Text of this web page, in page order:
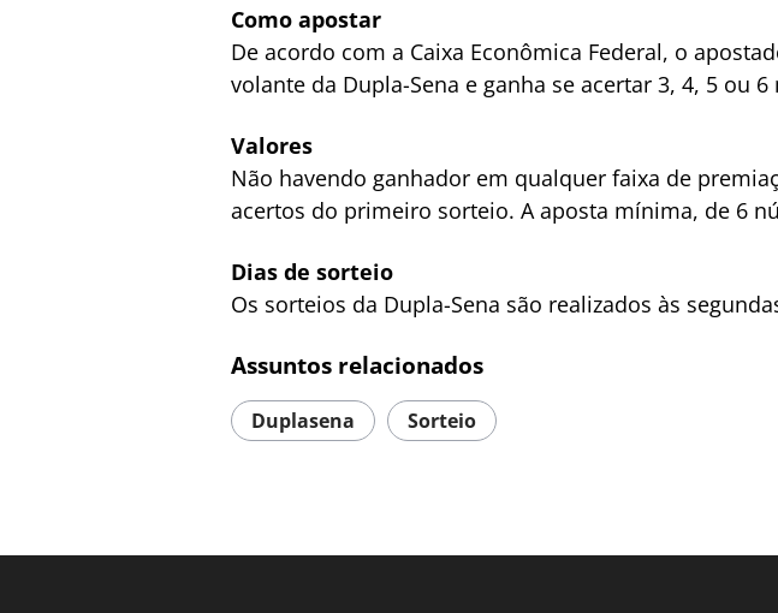
Como apostar
De acordo com a Caixa Econômica Federal, o
volante da Dupla-Sena e ganha se acertar 3, 4, 5 ou
Valores
Não havendo ganhador em qualquer faixa de
acertos do primeiro sorteio. A aposta mínima, de 6
Dias de sorteio
Os sorteios da Dupla-Sena são realizados às
Assuntos relacionados
Duplasena Sorteio